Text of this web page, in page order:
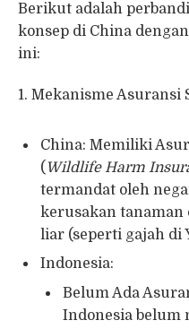
Berikut adalah
konsep di China
ini:
1. Mekanisme Asuransi
China: Memiliki
( Wildlife Harm
termandat oleh
kerusakan tanaman
liar (seperti gajah di
Indonesia:
Belum Ada
Indonesia belum